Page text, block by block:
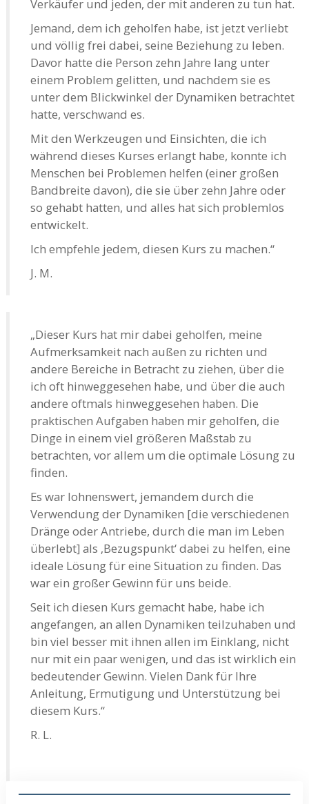
Verkäufer und jeden, der mit anderen zu tun hat.
Jemand, dem ich geholfen habe, ist jetzt verliebt
und völlig frei dabei, seine Beziehung zu leben.
Davor hatte die Person zehn Jahre lang unter
einem Problem gelitten, und nachdem sie es
unter dem Blickwinkel der Dynamiken betrachtet
hatte, verschwand es.
Mit den Werkzeugen und Einsichten, die ich
während dieses Kurses erlangt habe, konnte ich
Menschen bei Problemen helfen (einer großen
Bandbreite davon), die sie über zehn Jahre oder
so gehabt hatten, und alles hat sich problemlos
entwickelt.
Ich empfehle jedem, diesen Kurs zu machen.“
J. M.
„Dieser Kurs hat mir dabei geholfen, meine
Aufmerksamkeit nach außen zu richten und
andere Bereiche in Betracht zu ziehen, über die
ich oft hinweggesehen habe, und über die auch
andere oftmals hinweggesehen haben. Die
praktischen Aufgaben haben mir geholfen, die
Dinge in einem viel größeren Maßstab zu
betrachten, vor allem um die optimale Lösung zu
finden.
Es war lohnenswert, jemandem durch die
Verwendung der Dynamiken [die verschiedenen
Dränge oder Antriebe, durch die man im Leben
überlebt] als ‚Bezugspunkt‘ dabei zu helfen, eine
ideale Lösung für eine Situation zu finden. Das
war ein großer Gewinn für uns beide.
Seit ich diesen Kurs gemacht habe, habe ich
angefangen, an allen Dynamiken teilzuhaben und
bin viel besser mit ihnen allen im Einklang, nicht
nur mit ein paar wenigen, und das ist wirklich ein
bedeutender Gewinn. Vielen Dank für Ihre
Anleitung, Ermutigung und Unterstützung bei
diesem Kurs.“
R. L.